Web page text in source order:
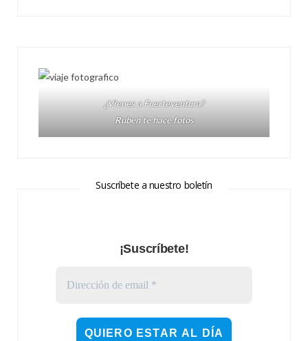
¿Vienes a Fuerteventura?
Ruben te hace fotos
Suscríbete a nuestro boletín
¡Suscríbete!